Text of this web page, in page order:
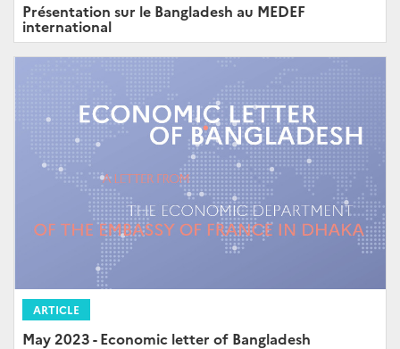
Présentation sur le Bangladesh au MEDEF
international
ARTICLE
May 2023 - Economic letter of Bangladesh